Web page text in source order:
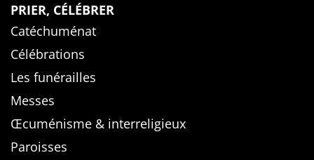
PRIER, CÉLÉBRER
Catéchuménat
Célébrations
Les funérailles
Messes
Œcuménisme & interreligieux
Paroisses